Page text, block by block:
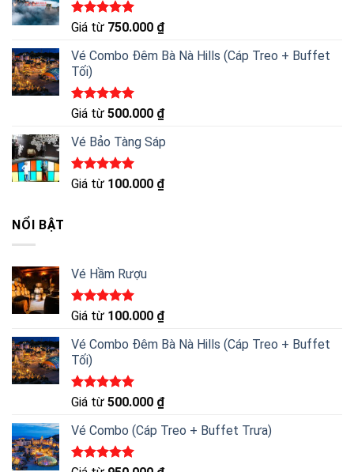
Được xếp
5 sao
Giá từ 750.000 ₫
Vé Combo Đêm Bà Nà Hills (Cáp Treo + Buffet
Tối)
Được xếp
5 sao
Giá từ 500.000 ₫
Vé Bảo Tàng Sáp
Được xếp
Giá từ 100.000 ₫
NỔI BẬT
Vé Hầm Rượu
Được xếp
5 sao
Giá từ 100.000 ₫
Vé Combo Đêm Bà Nà Hills (Cáp Treo + Buffet
Tối)
Được xếp
5 sao
Giá từ 500.000 ₫
Vé Combo (Cáp Treo + Buffet Trưa)